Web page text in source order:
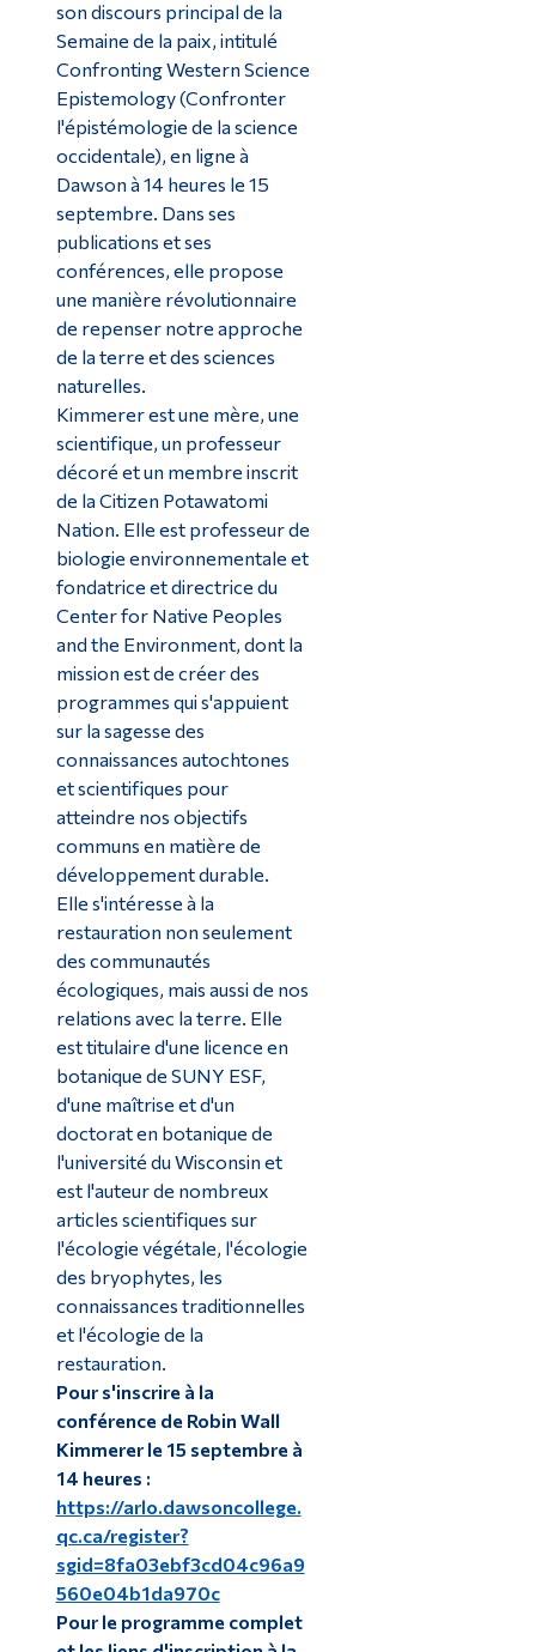
son discours principal de la
Semaine de la paix, intitulé
Confronting Western Science
Epistemology (Confronter
l'épistémologie de la science
occidentale), en ligne à
Dawson à 14 heures le 15
septembre. Dans ses
publications et ses
conférences, elle propose
une manière révolutionnaire
de repenser notre approche
de la terre et des sciences
naturelles.
Kimmererest une mère, une
scientifique, un professeur
décoré et un membre inscrit
de la Citizen Potawatomi
Nation. Elle est professeur de
biologie environnementale et
fondatrice et directrice du
Center for Native Peoples
and the Environment, dont la
mission est de créer des
programmes qui s'appuient
sur la sagesse des
connaissances autochtones
et scientifiques pour
atteindre nos objectifs
communs en matière de
développement durable.
Elle s'intéresse à la
restauration non seulement
des communautés
écologiques, mais aussi de nos
relations avec la terre. Elle
est titulaire d'une licence en
botanique de SUNY ESF,
d'une maîtrise et d'un
doctorat en botanique de
l'université du Wisconsin et
est l'auteur de nombreux
articles scientifiques sur
l'écologie végétale, l'écologie
des bryophytes, les
connaissances traditionnelles
et l'écologie de la
restauration.
Pour s'inscrire à la
conférence de Robin Wall
Kimmererle 15 septembre à
14 heures :
https://arlo.dawsoncollege.
qc.ca/register?
sgid=8fa03ebf3cd04c96a9
560e04b1da970c
Pour le programme complet